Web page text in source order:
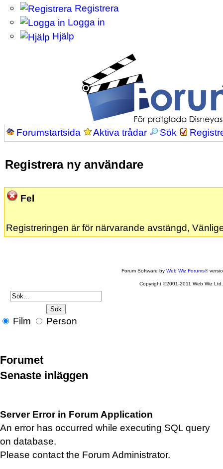
Registrera
Logga in
Hjälp
Forumstartsida Aktiva trådar Sök
Registrera ny användare
Fel
Registreringen är för närvarande avstängd,
Forum Software byWeb Wiz Forums®
Copyright ©2001-2011 Web Wiz Ltd.
Film Person
Forumet
Senaste inläggen
Server Error in Forum Application
An error has occurred while executing SQL query
on database.
Please contact the Forum Administrator.